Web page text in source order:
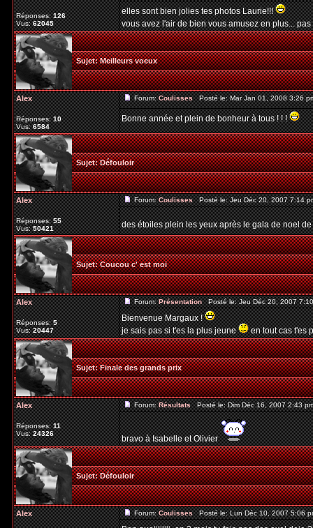
Réponses:126
Vus:62045
elles sont bien jolies tes photos Laurie!!!
vous avez l'air de bien vous amusez en plus...
Sujet:Meilleurs voeux
Alex
Réponses:10
Vus:6584
Forum:CoulissesPosté le: Mar Jan 01, 2008 3:26
Bonne année et plein de bonheur à tous ! ! !
Sujet:Défouloir
Alex
Réponses:55
Vus:50421
Forum:CoulissesPosté le: Jeu Déc 20, 2007 7:14
des étoiles plein les yeux après le gala de noel
Sujet:Coucou c' est moi
Alex
Réponses:5
Vus:20447
Forum:PrésentationPosté le: Jeu Déc 20, 2007
Bienvenue Margaux !
je sais pas si t'es la plus jeune
en tout cas t'es
Sujet:Finale des grands prix
Alex
Réponses:11
Vus:24326
Forum:RésultatsPosté le: Dim Déc 16, 2007 2:43
bravo à Isabelle et Olivier
Sujet:Défouloir
Alex Forum:CoulissesPosté le: Lun Déc 10, 2007 5:06